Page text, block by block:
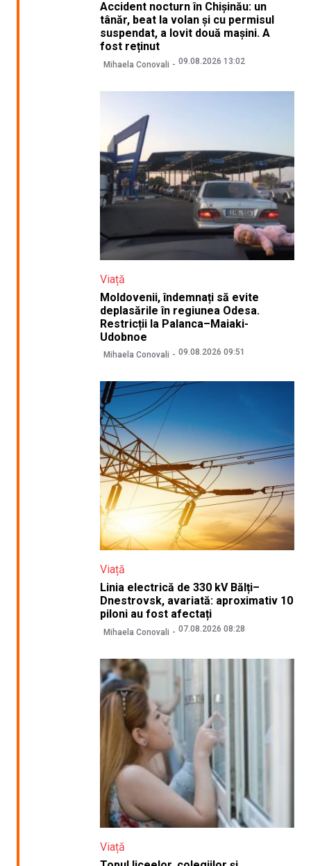
Accident nocturn în Chișinău: un
tânăr, beat la volan și cu permisul
suspendat, a lovit două mașini. A
fost reținut
Mihaela Conovali 09.08.2026 13:02
Viață
Moldovenii, îndemnați să evite
deplasările în regiunea Odesa.
Restricții la Palanca–Maiaki-
Udobnoe
Mihaela Conovali 09.08.2026 09:51
Viață
Linia electrică de 330 kV Bălți–
Dnestrovsk, avariată: aproximativ 10
piloni au fost afectați
Mihaela Conovali 07.08.2026 08:28
Viață